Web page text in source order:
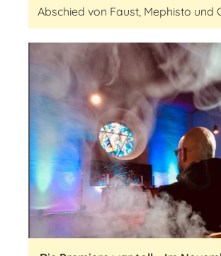
Abschied von Faust, Mephisto und